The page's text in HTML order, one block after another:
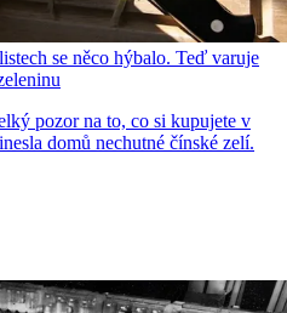
se něco hýbalo. Teď varuje
pozor na to, co si kupujete v
domů nechutné čínské zelí.